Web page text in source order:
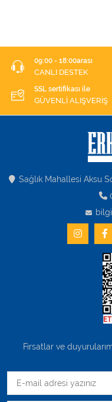
09:00 - 18:00arası
CANLI DESTEK
SSL sertifikası ile
GÜVENLİ ALIŞVERİŞ
Sağlık Mahallesi Aksu
Fırsatlar ve